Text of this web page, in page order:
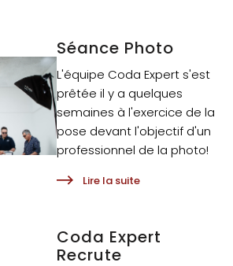
Séance Photo
L'équipe Coda Expert s'est
prêtée il y a quelques
semaines à l'exercice de la
pose devant l'objectif d'un
professionnel de la photo!
Lire la suite
Coda Expert
Recrute